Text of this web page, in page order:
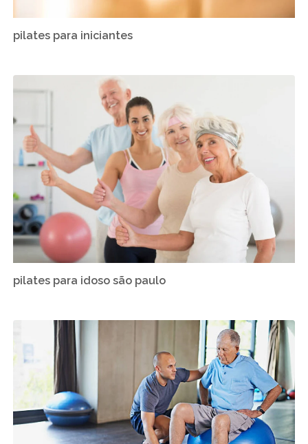
pilates para iniciantes
pilates para idoso são paulo